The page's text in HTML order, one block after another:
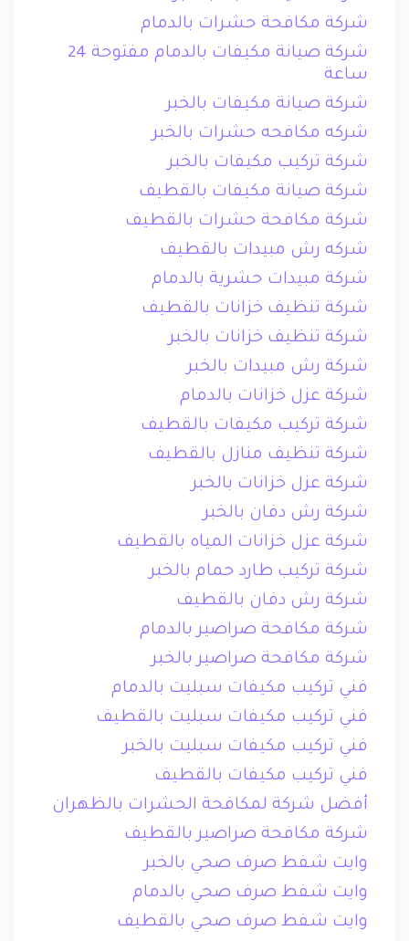
شركة مكافحة حشرات بالدمام
شركة صيانة مكيفات بالدمام مفتوحة 24
ساعة
شركة صيانة مكيفات بالخبر
شركه مكافحه حشرات بالخبر
شركة تركيب مكيفات بالخبر
شركة صيانة مكيفات بالقطيف
شركة مكافحة حشرات بالقطيف
شركه رش مبيدات بالقطيف
شركة مبيدات حشرية بالدمام
شركة تنظيف خزانات بالقطيف
شركة تنظيف خزانات بالخبر
شركة رش مبيدات بالخبر
شركة عزل خزانات بالدمام
شركة تركيب مكيفات بالقطيف
شركة تنظيف منازل بالقطيف
شركة عزل خزانات بالخبر
شركة رش دفان بالخبر
شركة عزل خزانات المياه بالقطيف
شركة تركيب طارد حمام بالخبر
شركة رش دفان بالقطيف
شركة مكافحة صراصير بالدمام
شركة مكافحة صراصير بالخبر
فني تركيب مكيفات سبليت بالدمام
فني تركيب مكيفات سبليت بالقطيف
فني تركيب مكيفات سبليت بالخبر
فني تركيب مكيفات بالقطيف
أفضل شركة لمكافحة الحشرات بالظهران
شركة مكافحة صراصير بالقطيف
وايت شفط صرف صحي بالخبر
وايت شفط صرف صحي بالدمام
وايت شفط صرف صحي بالقطيف